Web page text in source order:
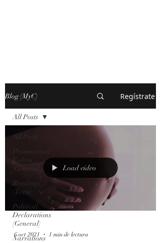
Blog (MyC) Regístrate
All Posts
Promotional
Videos
(General)
Readings
(Texts)
Political
Declarations
(General)
Narrations
All Posts
Load video
6 oct 2021 1 min de lectura